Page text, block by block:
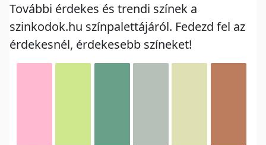
További érdekes és trendi színek a
szinkodok.hu színpalettájáról. Fedezd fel az
érdekesnél, érdekesebb színeket!